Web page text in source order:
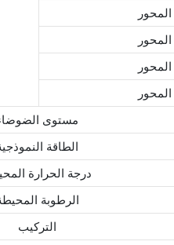
مستوى
الطاقة
درجة الحرارة
الرطوبة
التركيب